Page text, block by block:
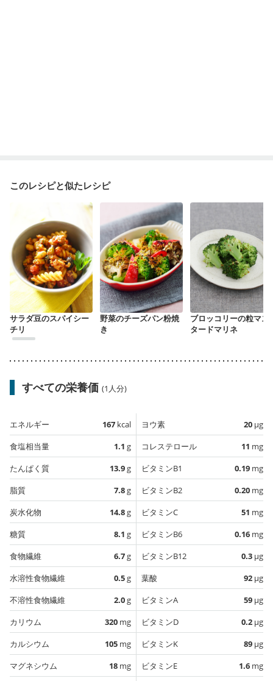
このレシピと似たレシピ
サラダ豆のスパイシー
チリ
野菜のチーズパン粉焼
き
ブロッコリーの粒マス
タードマリネ
すべての栄養価 (1人分)
エネルギー 167 kcal
食塩相当量
1.1 g
たんぱく質
13.9g
脂質
7.8g
炭水化物
14.8g
糖質
8.1 g
食物繊維
6.7g
水溶性食物繊維
0.5g
不溶性食物繊維
2.0g
カリウム
320 mg
カルシウム
105 mg
マグネシウム
18 mg
ヨウ素 20 µg
コレステロール
11 mg
ビタミンB1
0.19 mg
ビタミンB2
0.20 mg
ビタミンC
51 mg
ビタミンB6
0.16 mg
ビタミンB12
0.3 µg
葉酸
92 µg
ビタミンA
59 µg
ビタミンD
0.2 µg
ビタミンK
89 µg
ビタミンE
1.6 mg